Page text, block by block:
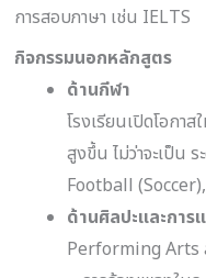
การสอบภาษา เช่น IELTS
กิจกรรมนอกหลักสูตร
ด้านกีฬา
โรงเรียนเปิดโอกา
สูงขึ้น ไม่ว่าจะเป็น
Football
ด้านศิลปะและการ
Performing Arts